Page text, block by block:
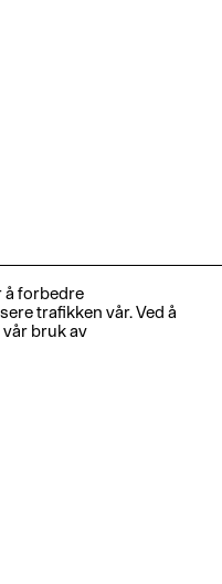
forbedre
trafikken vår. Ved å
bruk av